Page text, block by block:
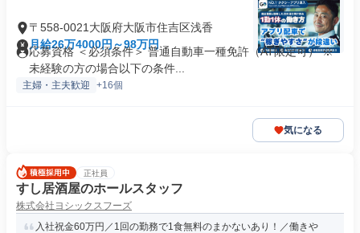
〒558-0021大阪府大阪市住吉区浅香
月給26万4000円～98万円
応募資格 ＜必須条件＞ 普通自動車一種免許（AT限定可） ※
未経験の方の場合以下の条件...
主婦・主夫歓迎 +16個
気になる
正社員
すし居酒屋のホールスタッフ
株式会社ヨシックスフーズ
入社祝金60万円／1回の勤務で1食無料のまかないあり！／働きや